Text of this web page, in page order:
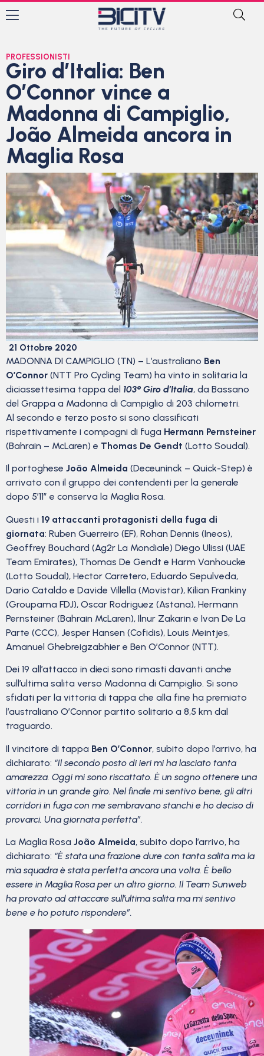
PROFESSIONISTI
Giro d’Italia: Ben
O’Connor vince a
Madonna di Campiglio,
João Almeida ancora in
Maglia Rosa
21 Ottobre 2020
MADONNA DI CAMPIGLIO (TN) – L’australiano Ben
O’Connor (NTT Pro Cycling Team) ha vinto in solitaria la
diciassettesima tappa del 103° Giro d’Italia, da Bassano
del Grappa a Madonna di Campiglio di 203 chilometri.
Al secondo e terzo posto si sono classificati
rispettivamente i compagni di fuga Hermann Pernsteiner
(Bahrain – McLaren) e Thomas De Gendt (Lotto Soudal).
Il portoghese João Almeida (Deceuninck – Quick-Step) è
arrivato con il gruppo dei contendenti per la generale
dopo 5’11” e conserva la Maglia Rosa.
Questi i 19 attaccanti protagonisti della fuga di
giornata: Ruben Guerreiro (EF), Rohan Dennis (Ineos),
Geoffrey Bouchard (Ag2r La Mondiale) Diego Ulissi (UAE
Team Emirates), Thomas De Gendt e Harm Vanhoucke
(Lotto Soudal), Hector Carretero, Eduardo Sepulveda,
Dario Cataldo e Davide Villella (Movistar), Kilian Frankiny
(Groupama FDJ), Oscar Rodriguez (Astana), Hermann
Pernsteiner (Bahrain McLaren), Ilnur Zakarin e Ivan De La
Parte (CCC), Jesper Hansen (Cofidis), Louis Meintjes,
Amanuel Ghebreigzabhier e Ben O’Connor (NTT).
Dei 19 all’attacco in dieci sono rimasti davanti anche
sull’ultima salita verso Madonna di Campiglio. Si sono
sfidati per la vittoria di tappa che alla fine ha premiato
l’australiano O’Connor partito solitario a 8,5 km dal
traguardo.
Il vincitore di tappa Ben O’Connor, subito dopo l’arrivo, ha
dichiarato: “Il secondo posto di ieri mi ha lasciato tanta
amarezza. Oggi mi sono riscattato. È un sogno ottenere una
vittoria in un grande giro. Nel finale mi sentivo bene, gli altri
corridori in fuga con me sembravano stanchi e ho deciso di
provarci. Una giornata perfetta”.
La Maglia Rosa João Almeida, subito dopo l’arrivo, ha
dichiarato: “È stata una frazione dure con tanta salita ma la
mia squadra è stata perfetta ancora una volta. È bello
essere in Maglia Rosa per un altro giorno. Il Team Sunweb
ha provato ad attaccare sull’ultima salita ma mi sentivo
bene e ho potuto rispondere”.